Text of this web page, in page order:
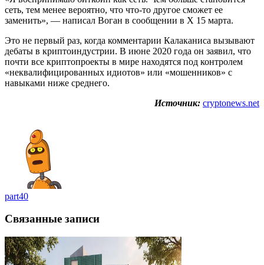
сеть, тем менее вероятно, что что-то другое сможет ее
заменить», — написал Воган в сообщении в X 15 марта.
Это не первый раз, когда комментарии Калаканиса вызывают
дебаты в криптоиндустрии. В июне 2020 года он заявил, что
почти все криптопроекты в мире находятся под контролем
«неквалифицированных идиотов» или «мошенников» с
навыками ниже среднего.
Источник: cryptonews.net
part40
Связанные записи